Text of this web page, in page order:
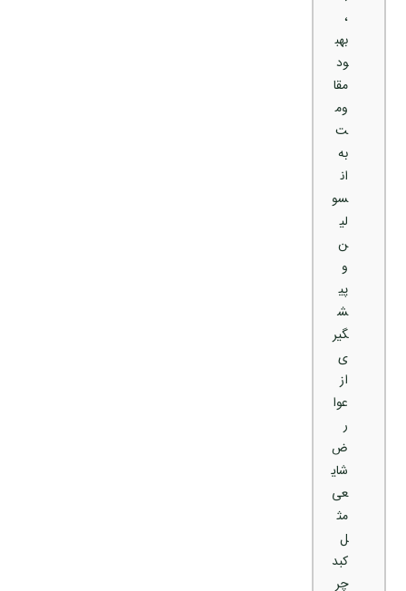
،
بهب
ود
مقا
وم
ت
به
ان
سو
لی
ن
و
پی
ش
گیر
ی
از
عوا
ر
ض
شای
عی
مث
ل
کبد
چر